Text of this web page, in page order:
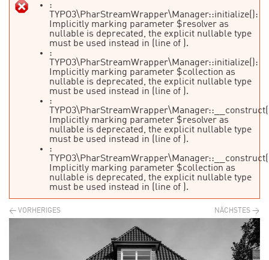
Fehlermeldung
:
TYPO3\PharStreamWrapper\Manager::initialize():
Implicitly marking parameter $resolver as
nullable is deprecated, the explicit nullable type
must be used instead in
(line of
).
:
TYPO3\PharStreamWrapper\Manager::initialize():
Implicitly marking parameter $collection as
nullable is deprecated, the explicit nullable type
must be used instead in
(line of
).
:
Implicitly marking parameter $resolver as
nullable is deprecated, the explicit nullable type
must be used instead in
(line of
).
:
Implicitly marking parameter $collection as
nullable is deprecated, the explicit nullable type
must be used instead in
(line of ).